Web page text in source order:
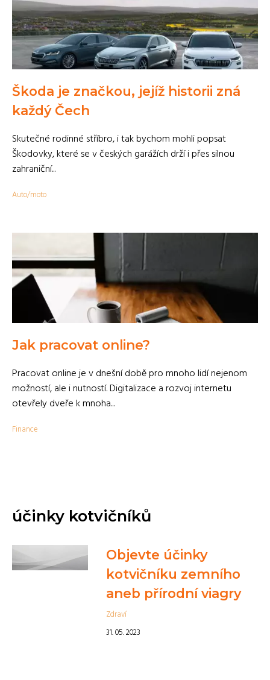
Škoda je značkou, jejíž historii zná
každý Čech
Skutečné rodinné stříbro, i tak bychom mohli popsat
Škodovky, které se v českých garážích drží i přes silnou
zahraniční...
Auto/moto
Jak pracovat online?
Pracovat online je v dnešní době pro mnoho lidí nejenom
možností, ale i nutností. Digitalizace a rozvoj internetu
otevřely dveře k mnoha...
Finance
účinky kotvičníků
Objevte účinky
kotvičníku zemního
aneb přírodní viagry
Zdraví
31. 05. 2023